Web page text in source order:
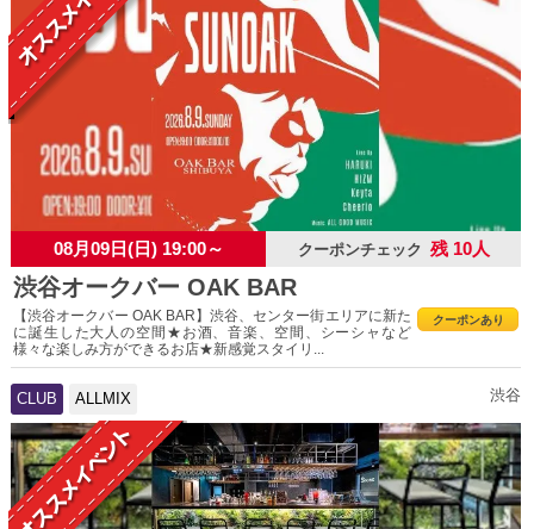
08月09日(日) 19:00～ クーポンチェック 残 10人
渋谷オークバー OAK BAR
クーポンあり
【渋谷オークバー OAK BAR】渋谷、センター街エリアに新た
に誕生した大人の空間★お酒、音楽、空間、シーシャなど
様々な楽しみ方ができるお店★新感覚スタイリ...
CLUB ALLMIX 渋谷